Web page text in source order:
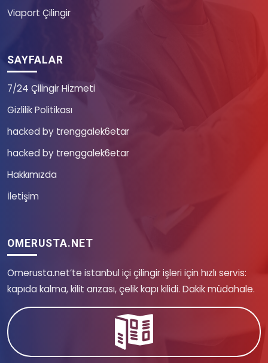
Viaport Çilingir
SAYFALAR
7/24 Çilingir Hizmeti
Gizlilik Politikası
hacked by trenggalek6etar
hacked by trenggalek6etar
Hakkımızda
İletişim
OMERUSTA.NET
Omerusta.net’te istanbul içi çilingir işleri için hızlı servis:
kapıda kalma, kilit arızası, çelik kapı kilidi. Dakik müdahale.